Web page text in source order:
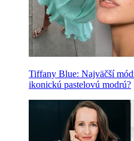
Tiffany Blue: Najväčší
ikonickú pastelovú modrú?